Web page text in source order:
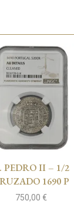
PEDRO II – 1/2
1690 P
750,00 €